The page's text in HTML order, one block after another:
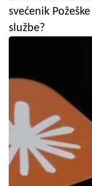
svećenik
službe?